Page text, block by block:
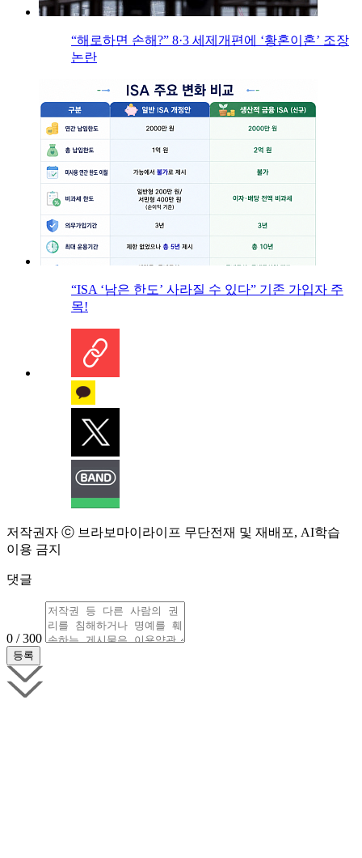
“해로하면 손해?” 8·3 세제개편에 ‘황혼이혼’ 조장
논란
“ISA ‘남은 한도’ 사라질 수 있다” 기존 가입자 주
목!
저작권자 ⓒ 브라보마이라이프 무단전재 및 재배포, AI학습
이용 금지
댓글
0 / 300